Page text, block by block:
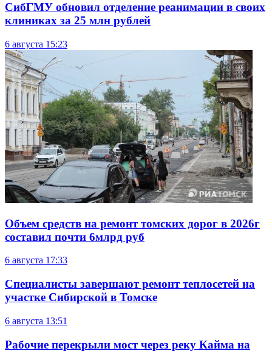
СибГМУ обновил отделение реанимации в своих
клиниках за 25 млн рублей
6 августа 15:23
Объем средств на ремонт томских дорог в 2026г
составил почти 6млрд руб
6 августа 17:33
Специалисты завершают ремонт теплосетей на
участке Сибирской в Томске
6 августа 13:51
Рабочие перекрыли мост через реку Кайма на